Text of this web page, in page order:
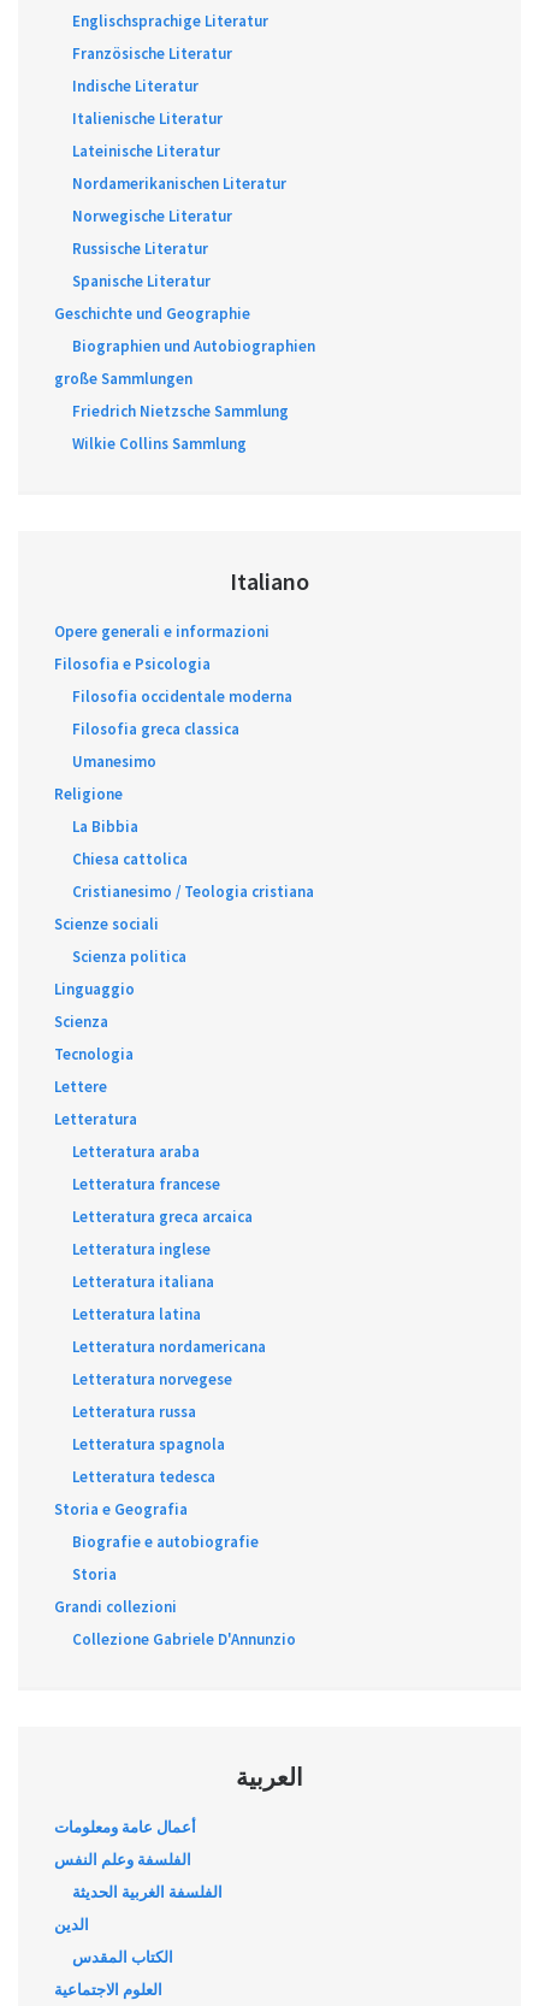
Englischsprachige Literatur
Französische Literatur
Indische Literatur
Italienische Literatur
Lateinische Literatur
Nordamerikanischen Literatur
Norwegische Literatur
Russische Literatur
Spanische Literatur
Geschichte und Geographie
Biographien und Autobiographien
große Sammlungen
Friedrich Nietzsche Sammlung
Wilkie Collins Sammlung
Italiano
Opere generali e informazioni
Filosofia e Psicologia
Filosofia occidentale moderna
Filosofia greca classica
Umanesimo
Religione
La Bibbia
Chiesa cattolica
Cristianesimo / Teologia cristiana
Scienze sociali
Scienza politica
Linguaggio
Scienza
Tecnologia
Lettere
Letteratura
Letteratura araba
Letteratura francese
Letteratura greca arcaica
Letteratura inglese
Letteratura italiana
Letteratura latina
Letteratura nordamericana
Letteratura norvegese
Letteratura russa
Letteratura spagnola
Letteratura tedesca
Storia e Geografia
Biografie e autobiografie
Storia
Grandi collezioni
Collezione Gabriele D'Annunzio
العربية
أعمال عامة ومعلومات
الفلسفة وعلم النفس
الفلسفة الغربية الحديثة
الدين
الكتاب المقدس
العلوم الاجتماعية